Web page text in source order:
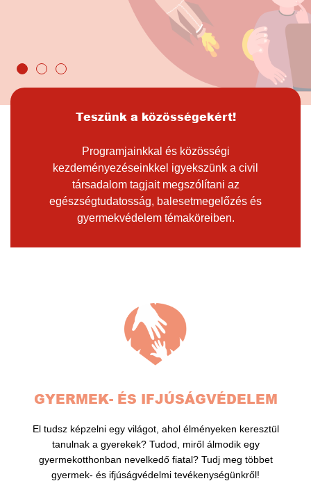
Teszünk a közösségekért!
Programjainkkal és közösségi
kezdeményezéseinkkel igyekszünk a civil
társadalom tagjait megszólítani az
egészségtudatosság, balesetmegelőzés és
gyermekvédelem témaköreiben.
GYERMEK- ÉS IFJÚSÁGVÉDELEM
El tudsz képzelni egy világot, ahol élményeken keresztül
tanulnak a gyerekek? Tudod, miről álmodik egy
gyermekotthonban nevelkedő fiatal? Tudj meg többet
gyermek- és ifjúságvédelmi tevékenységünkről!